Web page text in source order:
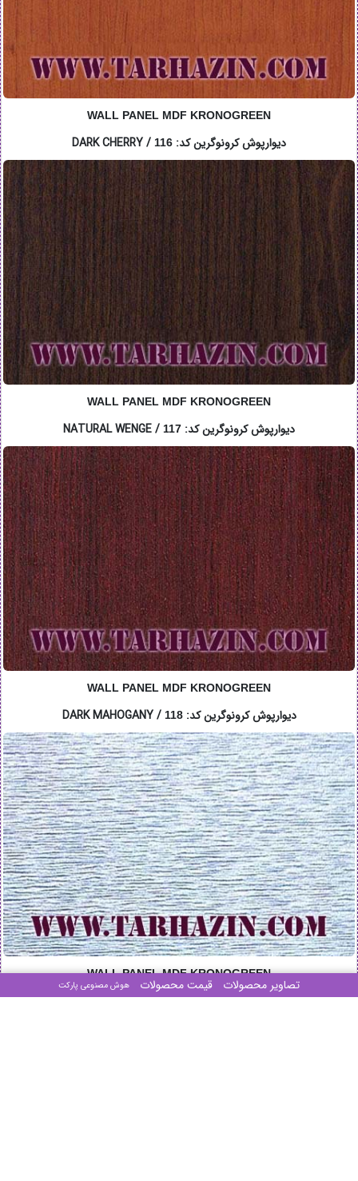
WALL PANEL MDF KRONOGREEN
دیوارپوش کرونوگرین کد: DARK CHERRY / 116
WALL PANEL MDF KRONOGREEN
دیوارپوش کرونوگرین کد: NATURAL WENGE / 117
WALL PANEL MDF KRONOGREEN
دیوارپوش کرونوگرین کد: DARK MAHOGANY /118
WALL PANEL MDF KRONOGREEN
دیوارپوش کرونوگرین کد: SILVER /119
تصاویر محصولات قیمت محصولات هوش مصنوعی پارکت